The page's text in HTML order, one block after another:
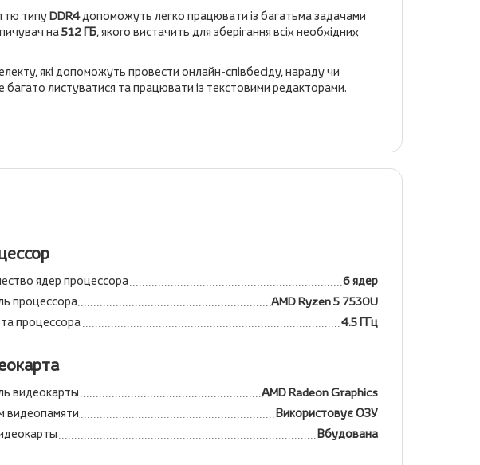
типуDDR4допоможуть легко працювати із багатьма задачами
на512 ГБ, якого вистачить для зберігання всіх необхідних
які допоможуть провести онлайн-співбесіду, нараду чи
листуватися та працювати із текстовими редакторами.
ядер процессора
6 ядер
процессора
AMD Ryzen 5 7530U
процессора
4.5 ГГц
видеокарты
AMD Radeon Graphics
видеопамяти
Використовує ОЗУ
Вбудована